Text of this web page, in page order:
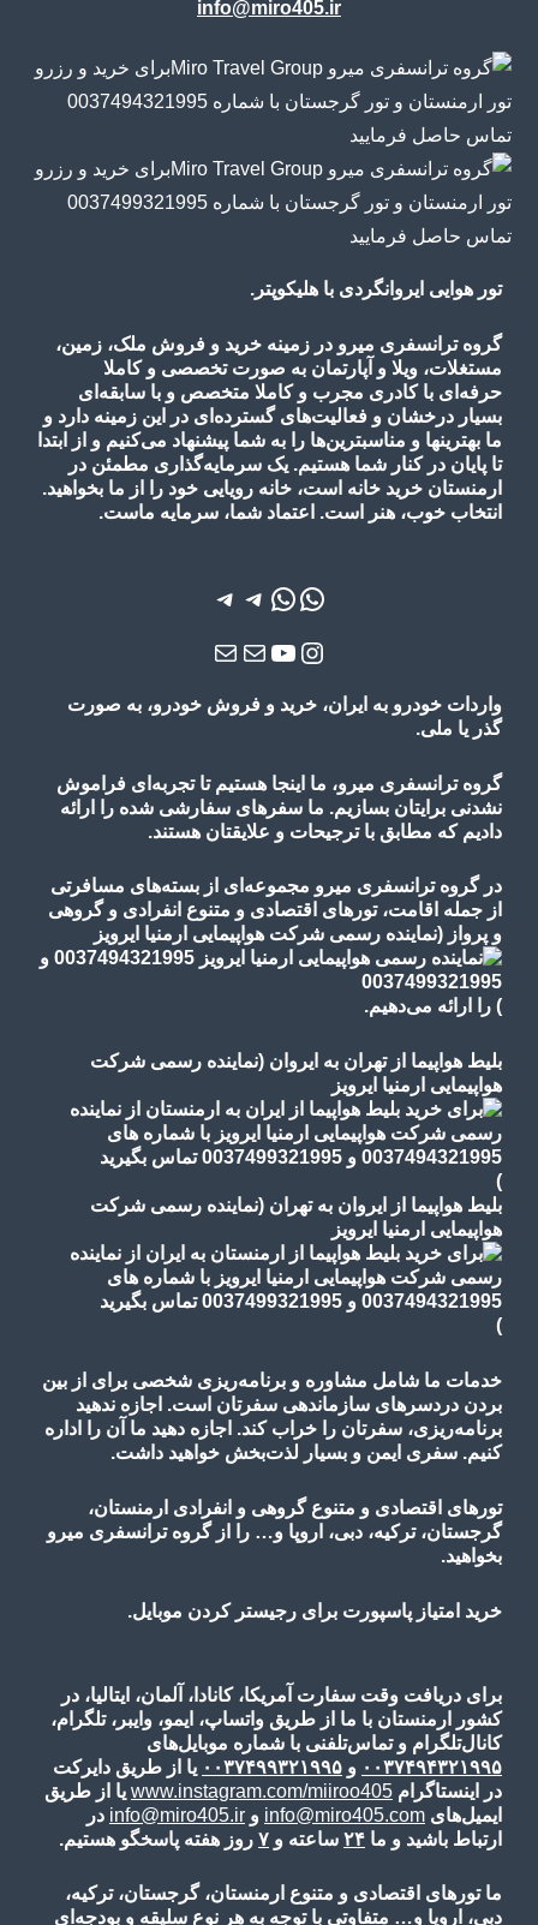
info@miro405.ir
تور هوایی ایروانگردی با هلیکوپتر.
گروه ترانسفری میرو در زمینه خرید و فروش ملک، زمین،
مستغلات، ویلا و آپارتمان به صورت تخصصی و کاملا
حرفه‌ای با کادری مجرب و کاملا متخصص و با سابقه‌ای
بسیار درخشان و فعالیت‌های گسترده‌ای در این زمینه دارد و
ما بهترینها و مناسبترین‌ها را به شما پیشنهاد می‌کنیم و از ابتدا
تا پایان در کنار شما هستیم. یک سرمایه‌گذاری مطمئن در
ارمنستان خرید خانه است، خانه رویایی خود را از ما بخواهید.
انتخاب خوب، هنر است. اعتماد شما، سرمایه ماست.
واتس‌اپ
واتس‌اپ
تلگرامتلگرام
اینستاگرم
یوتیوب
ایمیلایمیل
واردات خودرو به ایران، خرید و فروش خودرو، به صورت
گذر یا ملی.
گروه ترانسفری میرو، ما اینجا هستیم تا تجربه‌ای فراموش
نشدنی برایتان بسازیم. ما سفرهای سفارشی شده را ارائه
دادیم که مطابق با ترجیحات و علایقتان هستند.
در گروه ترانسفری میرو مجموعه‌ای از بسته‌های مسافرتی
از جمله اقامت، تورهای اقتصادی و متنوع انفرادی و گروهی
و پرواز (نماینده رسمی شرکت هواپیمایی ارمنیا ایرویز
) را ارائه می‌دهیم.
بلیط هواپیما از تهران به ایروان (نماینده رسمی شرکت
هواپیمایی ارمنیا ایرویز
)
بلیط هواپیما از ایروان به تهران (نماینده رسمی شرکت
هواپیمایی ارمنیا ایرویز
)
خدمات ما شامل مشاوره و برنامه‌ریزی شخصی برای از بین
بردن دردسرهای سازماندهی سفرتان است. اجازه ندهید
برنامه‌ریزی، سفرتان را خراب کند. اجازه دهید ما آن را اداره
کنیم. سفری ایمن و بسیار لذت‌بخش خواهید داشت.
تورهای اقتصادی و متنوع گروهی و انفرادی ارمنستان،
گرجستان، ترکیه، دبی، اروپا و… را از گروه ترانسفری میرو
بخواهید.
خرید امتیاز پاسپورت برای رجیستر کردن موبایل.
برای دریافت وقت سفارت آمریکا، کانادا، آلمان، ایتالیا، در
کشور ارمنستان با ما از طریق واتساپ، ایمو، وایبر، تلگرام،
کانال‌تلگرام و تماس‌تلفنی با شماره موبایل‌های
۰۰۳۷۴۹۴۳۲۱۹۹۵ و ۰۰۳۷۴۹۹۳۲۱۹۹۵ یا از طریق دایرکت
در اینستاگرام www.instagram.com/miiroo405 یا از طریق
ایمیل‌های info@miro405.com و info@miro405.ir در
ارتباط باشید و ما ۲۴ ساعته و ۷ روز هفته پاسخگو هستیم.
ما تورهای اقتصادی و متنوع ارمنستان، گرجستان، ترکیه،
دبی، اروپا و… متفاوتی با توجه به هر نوع سلیقه و بودجه‌ای